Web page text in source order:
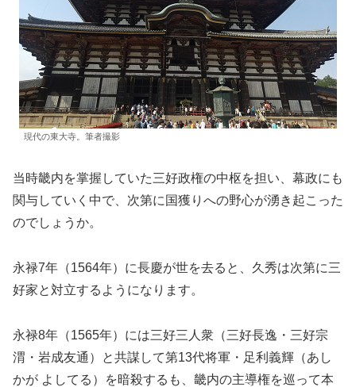
現代の東大寺。筆者撮影
当時畿内を掌握していた三好政権の中枢を担い、幕政にも
関与していく中で、次第に国獲りへの野心が湧き起こった
のでしょうか。
永禄7年（1564年）に長慶が世を去ると、久秀は次第に三
好家と対立するようになります。
永禄8年（1565年）には三好三人衆（三好長逸・三好宗
渭・岩成友通）と共謀して第13代将軍・足利義輝（あし
かが よしてる）を暗殺するも、畿内の主導権を巡って本